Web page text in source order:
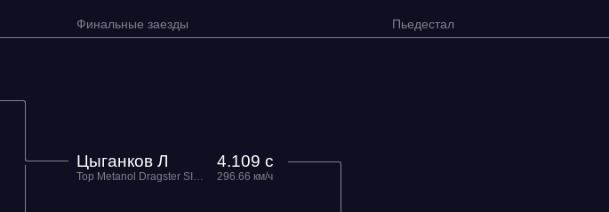
Трасса Дата проведения
RDRC
Racepark
12.09.2026 —
13.09.2026
Финальные заезды Пьедестал
Цыганков Л
Top Metanol Dragster SINIY MaxRide Motorsport
4.109 с
296.66 км/ч